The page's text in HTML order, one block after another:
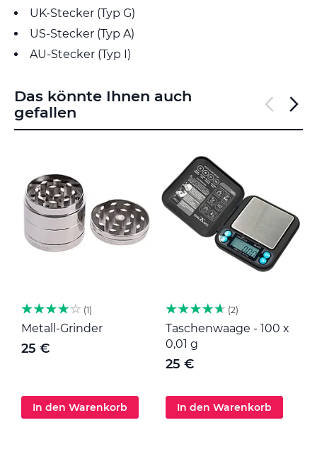
UK-Stecker (Typ G)
US-Stecker (Typ A)
AU-Stecker (Typ I)
Das könnte Ihnen auch
gefallen
1
Metall-Grinder
25 €
In den Warenkorb
2
Taschenwaage - 100 x
0,01 g
25 €
In den Warenkorb